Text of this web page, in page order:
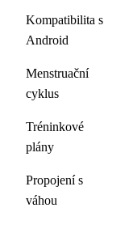
Kompatibilita s
Android
Menstruační
cyklus
Tréninkové
plány
Propojení s
váhou